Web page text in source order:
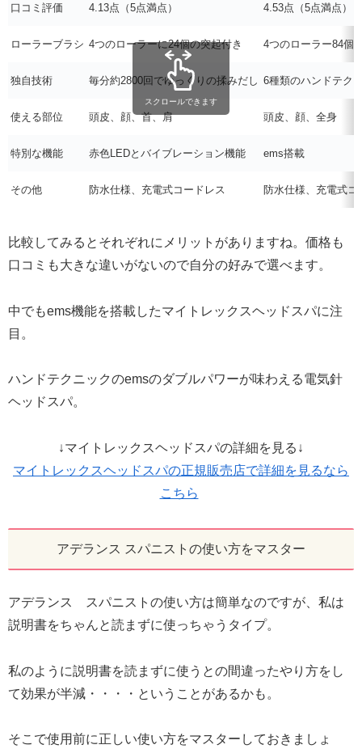
口コミ評価 4.13点（5点満点） 4.53点（5点満点）
ローラーブラシ 4つのローラーに24個の突起付き 4つのローラー84個
独自技術 毎分約2800回でゆっくりの揉みだし 6種類のハンドテク
使える部位 頭皮、顔、首、肩 頭皮、顔、全身
特別な機能 赤色LEDとバイブレーション機能 ems搭載
その他 防水仕様、充電式コードレス 防水仕様、充電式コ
スクロールできます
比較してみるとそれぞれにメリットがありますね。価格も
口コミも大きな違いがないので自分の好みで選べます。
中でもems機能を搭載したマイトレックスヘッドスパに注
目。
ハンドテクニックのemsのダブルパワーが味わえる電気針
ヘッドスパ。
↓マイトレックスヘッドスパの詳細を見る↓
マイトレックスヘッドスパの正規販売店で詳細を見るなら
こちら
アデランス スパニストの使い方をマスター
アデランス スパニストの使い方は簡単なのですが、私は
説明書をちゃんと読まずに使っちゃうタイプ。
私のように説明書を読まずに使うとの間違ったやり方をし
て効果が半減・・・・ということがあるかも。
そこで使用前に正しい使い方をマスターしておきましょ